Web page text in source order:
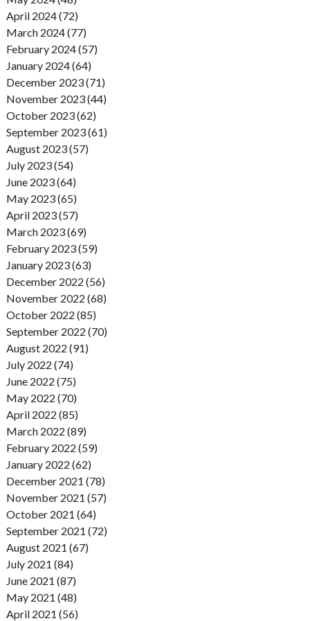
April 2024 (72)
March 2024 (77)
February 2024 (57)
January 2024 (64)
December 2023 (71)
November 2023 (44)
October 2023 (62)
September 2023 (61)
August 2023 (57)
July 2023 (54)
June 2023 (64)
May 2023 (65)
April 2023 (57)
March 2023 (69)
February 2023 (59)
January 2023 (63)
December 2022 (56)
November 2022 (68)
October 2022 (85)
September 2022 (70)
August 2022 (91)
July 2022 (74)
June 2022 (75)
May 2022 (70)
April 2022 (85)
March 2022 (89)
February 2022 (59)
January 2022 (62)
December 2021 (78)
November 2021 (57)
October 2021 (64)
September 2021 (72)
August 2021 (67)
July 2021 (84)
June 2021 (87)
May 2021 (48)
April 2021 (56)